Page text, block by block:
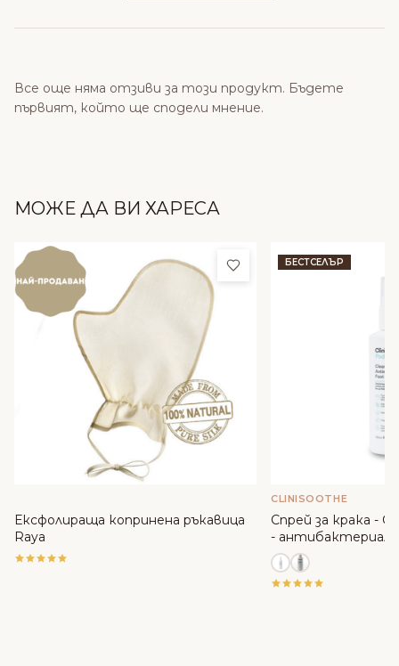
Все още няма отзиви за този продукт. Бъдете
първият, който ще сподели мнение.
МОЖЕ ДА ВИ ХАРЕСА
Добави в любими
Ексфолираща копринена ръкавица
Raya
БЕСТСЕЛЪР
CLINISOOTHE
Спрей за крака -
-